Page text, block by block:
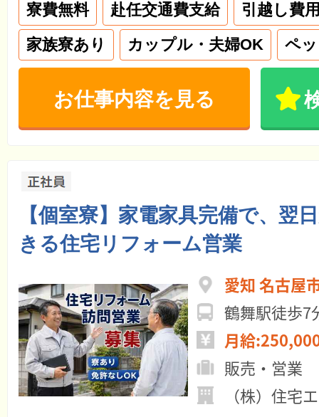
寮費無料 赴任交通費支給
引越し費
家族寮あり
カップル・夫婦OK ペ
お仕事内容を見る
【個室寮】家電家具完備で、翌
きる住宅リフォーム営業
愛知 名古屋
鶴舞駅徒歩7
月給
販売・営業
（株）住宅